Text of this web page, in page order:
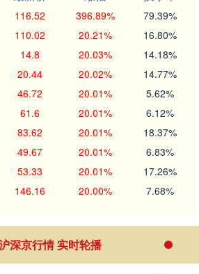
116.52 396.89% 79.39%
110.02 20.21% 16.80%
14.8 20.03% 14.18%
20.44 20.02% 14.77%
46.72 20.01% 5.62%
61.6 20.01% 6.12%
83.62 20.01% 18.37%
49.67 20.01% 6.83%
53.33 20.01% 17.26%
146.16 20.00% 7.68%
深京行情 实时轮播